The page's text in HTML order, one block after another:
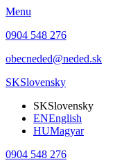
Menu
0904 548 276
obecneded@neded.sk
SKSlovensky
SKSlovensky
ENEnglish
HUMagyar
0904 548 276